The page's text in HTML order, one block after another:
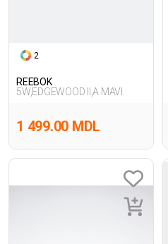
2
REEBOK
5W,EDGEWOOD II,A MAVI
1 499.00 MDL